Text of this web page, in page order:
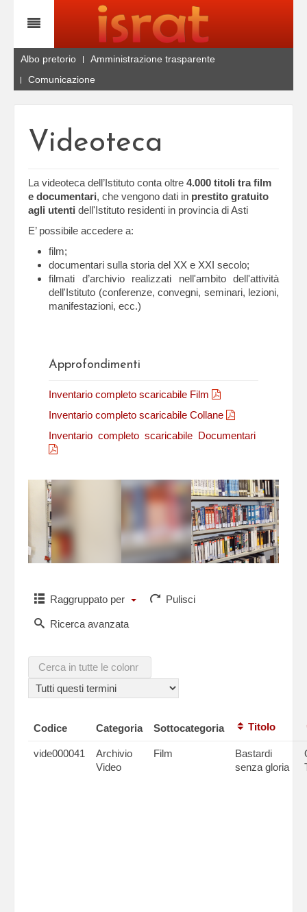
Albo pretorio
Amministrazione trasparente
Comunicazione
Videoteca
La videoteca dell’Istituto conta oltre 4.000 titoli tra film
e documentari, che vengono dati in prestito gratuito
agli utenti dell'Istituto residenti in provincia di Asti
E’ possibile accedere a:
film;
documentari sulla storia del XX e XXI secolo;
filmati d’archivio realizzati nell'ambito dell'attività
dell'Istituto (conferenze, convegni, seminari, lezioni,
manifestazioni, ecc.)
Approfondimenti
Inventario completo scaricabile Film
Inventario completo scaricabile Collane
Inventario completo scaricabile Documentari
Raggruppato per Pulisci
Ricerca avanzata
Codice Categoria Sottocategoria Titolo
vide000041
Archivio
Video
Film
Bastardi
senza gloria